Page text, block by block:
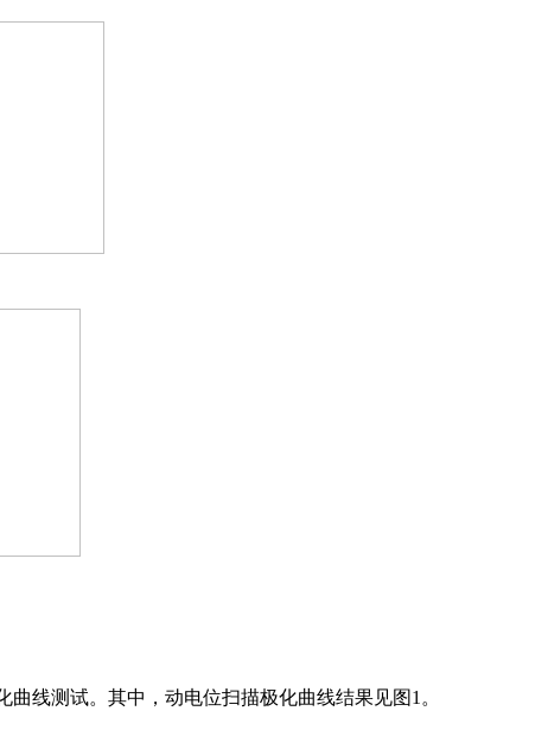
线测试。其中，动电位扫描极化曲线结果见图1。